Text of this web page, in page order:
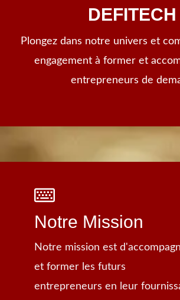
DEFITECH
Plongez dans notre univers et
engagement à former et
entrepreneurs de
Notre Mission
Notre mission est
et former les futurs
entrepreneurs en leur